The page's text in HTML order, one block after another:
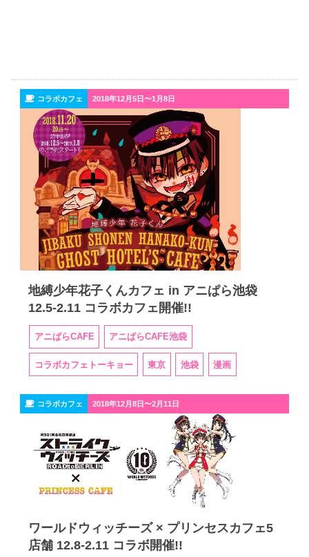
コラボカフェ 2018年12月5日〜1月8日
地縛少年花子くんカフェ in アニぱら池袋
12.5-2.11 コラボカフェ開催!!
アニぱらCAFE アニぱらCAFE池袋
コラボカフェトーキョー 東京 池袋 漫画
コラボカフェ 2018年12月8日〜2月11日
ワールドウィッチーズ × プリンセスカフェ5
店舗 12.8-2.11 コラボ開催!!